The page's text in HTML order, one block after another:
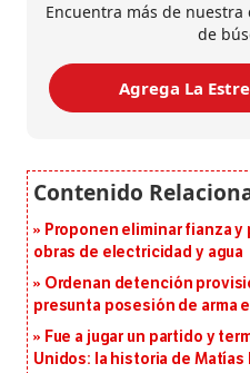
Encuentra más de
de
Agrega La
Proponen eliminar fianza
obras de electricidad y agua
Ordenan detención
presunta posesión de arma
Fue a jugar un partido y
Unidos: la historia de Matías